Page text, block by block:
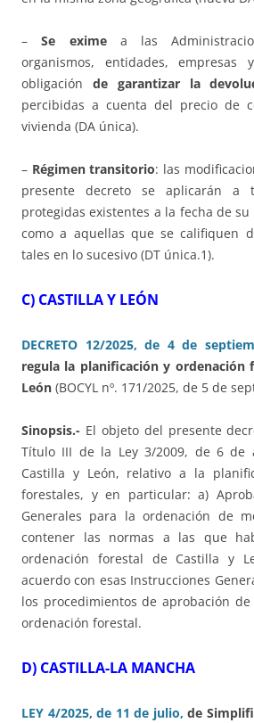
–Se eximea las
organismos, entidades, empresas
obligación de garantizar la
percibidas a cuenta del precio de
vivienda (DA única).
– Régimen transitorio: las
presente decreto se aplicarán a
protegidas existentes a la fecha de
como a aquellas que se califiquen
tales en lo sucesivo (DT única.1).
C) CASTILLA Y LEÓN
DECRETO 12/2025, de 4 de
regula la planificación y ordenación
León (BOCYL nº. 171/2025, de 5 de
Sinopsis.- El objeto del presente
Título III de la Ley 3/2009, de 6 de
Castilla y León, relativo a la
forestales, y en particular: a)
Generales para la ordenación de
contener las normas a las que
ordenación forestal de Castilla y
acuerdo con esas Instrucciones
los procedimientos de aprobación
ordenación forestal.
D) CASTILLA-LA MANCHA
LEY 4/2025, de 11 de julio, de